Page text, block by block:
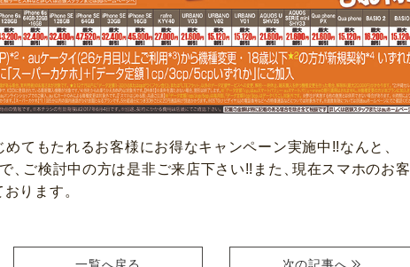
めてもたれるお客様にお得なキャンペーン実施中!!なんと
、ご検討中の方は是非ご来店下さい!!また 、
現在スマホのお客
おります 。